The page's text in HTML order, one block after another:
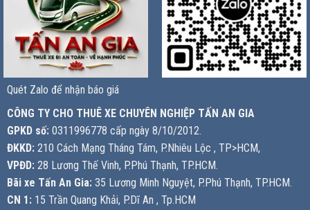
Quét Zalo để nhận báo giá
CÔNG TY CHO THUÊ XE CHUYÊN NGHIỆP TẤN AN GIA
GPKD số: 0311996778 cấp ngày 8/10/2012.
ĐKKD: 210 Cách Mạng Tháng Tám, P.Nhiêu Lộc , TP>HCM,
VPĐD: 28 Lương Thế Vinh, P.Phú Thạnh, TP.HCM.
Bãi xe Tấn An Gia: 35 Lương Minh Nguyệt, P.Phú Thạnh, TP.HCM.
CN 1: 15 Trần Quang Khải, P.Dĩ An , Tp.HCM